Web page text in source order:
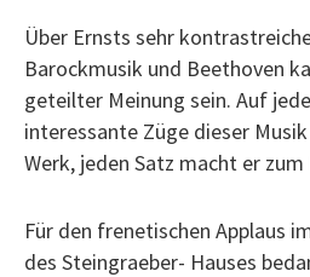
Über Ernsts sehr
Barockmusik und Beethoven
geteilter Meinung sein. Auf
interessante Züge dieser
Werk, jeden Satz macht er
Für den frenetischen Applaus
des Steingraeber- Hauses